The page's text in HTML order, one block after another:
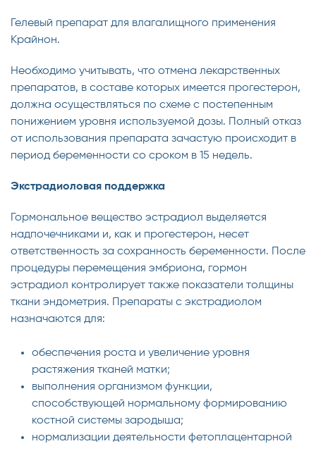
Гелевый препарат для влагалищного применения
Крайнон.
Необходимо учитывать, что отмена лекарственных
препаратов, в составе которых имеется прогестерон,
должна осуществляться по схеме с постепенным
понижением уровня используемой дозы. Полный отказ
от использования препарата зачастую происходит в
период беременности со сроком в 15 недель.
Экстрадиоловая поддержка
Гормональное вещество эстрадиол выделяется
надпочечниками и, как и прогестерон, несет
ответственность за сохранность беременности. После
процедуры перемещения эмбриона, гормон
эстрадиол контролирует также показатели толщины
ткани эндометрия. Препараты с экстрадиолом
назначаются для:
обеспечения роста и увеличение уровня
растяжения тканей матки;
выполнения организмом функции,
способствующей нормальному формированию
костной системы зародыша;
нормализации деятельности фетоплацентарной